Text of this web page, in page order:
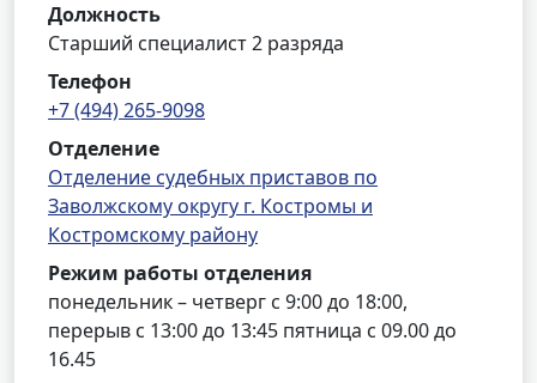
Должность
Старший специалист 2 разряда
Телефон
+7 (494) 265-9098
Отделение
Отделение судебных приставов по
Заволжскому округу г. Костромы и
Костромскому району
Режим работы отделения
понедельник – четверг с 9:00 до 18:00,
перерыв с 13:00 до 13:45 пятница с 09.00 до
16.45